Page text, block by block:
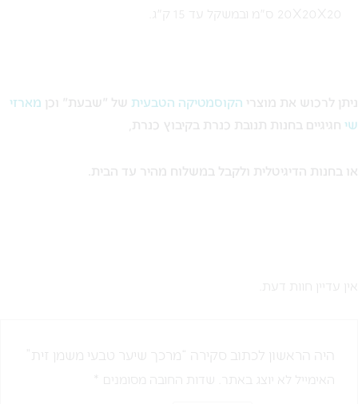
20X20X20 ס"מ ובמשקל עד 15 ק"ג.
ניתן לרכוש את מוצרי הקוסמטיקה הטבעית של "שבעת" וכן מארזי
שי חגיגיים בחנות תנובת כנרת בקיבוץ כנרת,
או בחנות הדיגיטלית ולקבל במשלוח מהיר עד הבית.
אין עדיין חוות דעת.
היה הראשון לכתוב סקירה “מרכך שיער טבעי משמן זית”
האימייל לא יוצג באתר. שדות החובה מסומנים *